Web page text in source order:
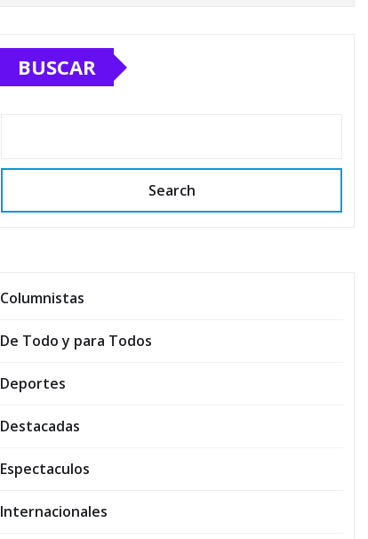
BUSCAR
Search
Columnistas
De Todo y para Todos
Deportes
Destacadas
Espectaculos
Internacionales